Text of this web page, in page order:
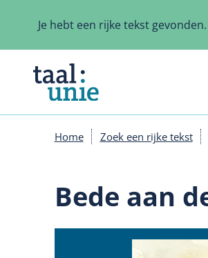
inhoud
Je hebt een rijke tekst
Home Zoek een rijke tekst
Bede aan